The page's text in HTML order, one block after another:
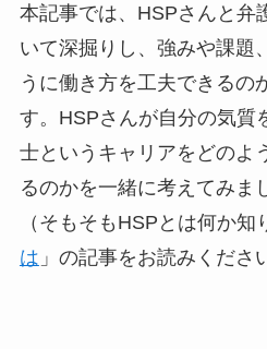
本記事では、HSPさんと弁
いて深掘りし、強みや課題
うに働き方を工夫できるの
す。HSPさんが自分の気質
士というキャリアをどのよ
るのかを一緒に考えてみま
（そもそもHSPとは何か知
は 」の記事をお読みくださ